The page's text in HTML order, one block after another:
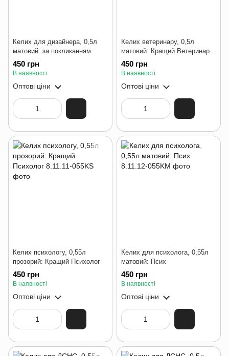
Келих для дизайнера, 0,5л
матовий: за покликанням
450 грн
В наявності
Оптові ціни
Келих ветеринару, 0,5л
матовий: Кращий Ветеринар
450 грн
В наявності
Оптові ціни
Келих психологу, 0,55л
прозорий: Кращий Психолог
450 грн
В наявності
Оптові ціни
Келих для психолога, 0,55л
матовий: Псих
450 грн
В наявності
Оптові ціни